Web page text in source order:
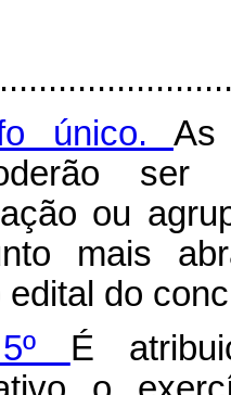
único. As
ser
ou
mais
do
É